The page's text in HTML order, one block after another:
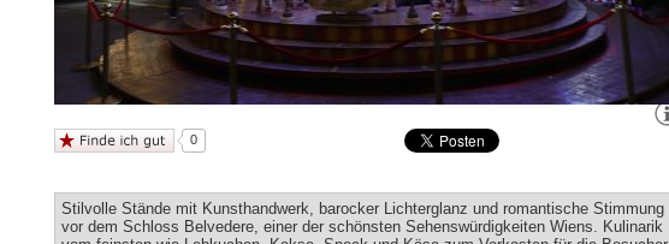
0
Stilvolle Stände mit Kunsthandwerk, barocker Lichterglanz und romantische Stimmung
vor dem Schloss Belvedere, einer der schönsten Sehenswürdigkeiten Wiens. Kulinarik